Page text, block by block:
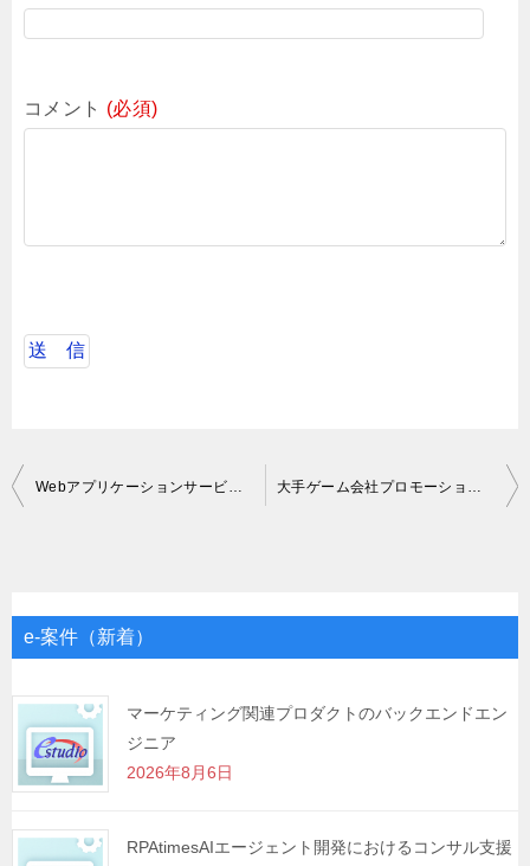
コメント (必須)
投
ゲ
シ
ョ
ン
Webアプリケーションサービスのマネジメント業務 大手ゲーム会社プロモーションディレクター業務
e-案件（新着）
マーケティング関連プロダクトのバックエンドエン
ジニア
2026年8月6日
RPAtimesAIエージェント開発におけるコンサル支援